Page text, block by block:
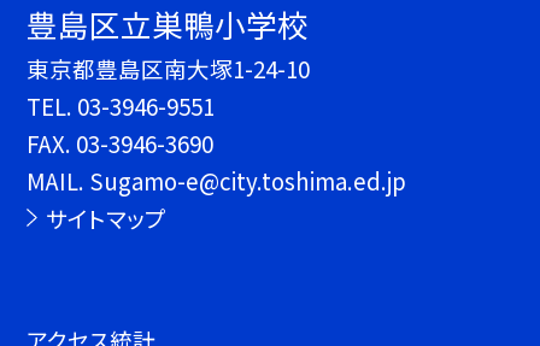
豊島区立巣鴨小学校
東京都豊島区南大塚1-24-10
TEL. 03-3946-9551
FAX. 03-3946-3690
MAIL. Sugamo-e@city.toshima.ed.jp
サイトマップ
アクセス統計